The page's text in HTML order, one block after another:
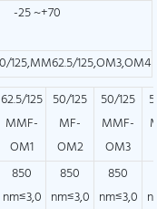
-25 ~+70
125,MM62.5/125,OM3,OM4
62.5/125
MMF-
OM1
50/125
MF-
OM2
50/125
MMF-
OM3
850
nm≤3,0
850
nm≤3,0
850
nm≤3,0